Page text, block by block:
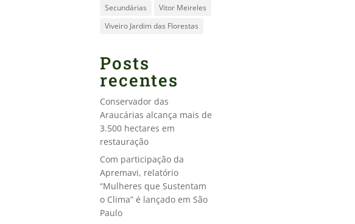
Secundárias
Vitor Meireles
Viveiro Jardim das Florestas
Posts
recentes
Conservador das
Araucárias alcança mais de
3.500 hectares em
restauração
Com participação da
Apremavi, relatório
“Mulheres que Sustentam
o Clima” é lançado em São
Paulo